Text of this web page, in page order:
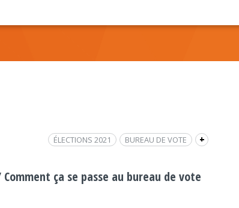
+
BUREAU DE VOTE
ÉLECTIONS 2021
ÉLECTIONS RÉGIONALES 2021
ça se passe au bureau de vote